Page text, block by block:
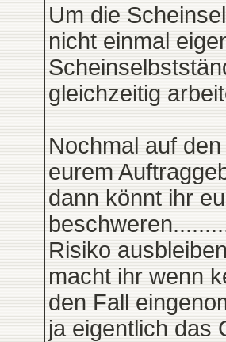
Um die
nicht einmal
gleichzeitig
Nochmal auf
eurem
dann könnt ihr
Risiko
macht ihr wenn
den Fall
ja eigentlich das